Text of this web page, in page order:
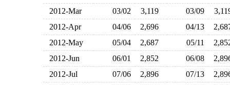
2012-Mar
03/02 3,119 03/09
2012-Apr
04/06 2,696 04/13
2012-May
05/04 2,687 05/11
2012-Jun
06/01 2,852 06/08
2012-Jul
07/06 2,896 07/13